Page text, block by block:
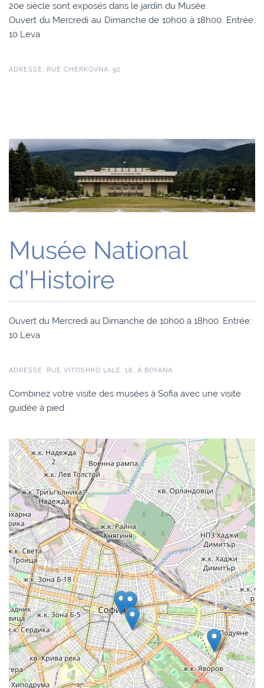
20e siècle sont exposés dans le jardin du Musée.
Ouvert du Mercredi au Dimanche de 10h00 à 18h00. Entrée:
10 Leva
ADRESSE: RUE CHERKOVNA, 92
Musée National
d’Histoire
Ouvert du Mercredi au Dimanche de 10h00 à 18h00. Entrée:
10 Leva
ADRESSE: RUE VITOSHKO LALE, 16, À BOYANA
Combinez votre visite des musées à Sofia avec une visite
guidée à pied